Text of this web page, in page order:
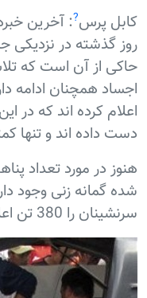
پرس?: آخرین
گذشته در نزدیکی
از آن است که
همچنان ادامه
داده اند و تنها کمتر از 40 تن نجات پیدا
در مورد تعداد
گمانه زنی وجود
را 380 تن اعلام کرده اند.